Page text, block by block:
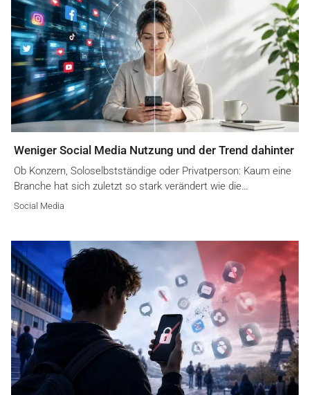
Weniger Social Media Nutzung und der Trend dahinter
Ob Konzern, Soloselbstständige oder Privatperson: Kaum eine
Branche hat sich zuletzt so stark verändert wie die…
Social Media